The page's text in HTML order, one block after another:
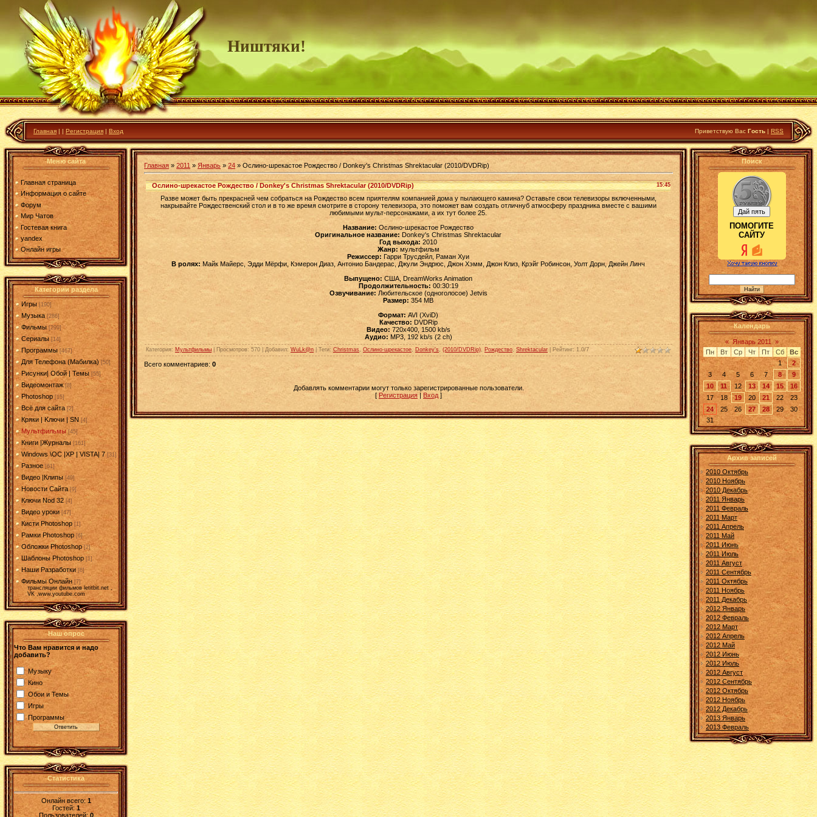
Ништяки!
Главная | | Регистрация | Вход Приветствую Вас Гость | RSS
Меню сайта
Главная страница
Информация о сайте
Форум
Мир Чатов
Гостевая книга
yandex
Онлайн игры
Категории раздела
Игры [190]
Музыка [286]
Фильмы [299]
Сериалы [14]
Программы [467]
Для Телефона (Мабилка) [50]
Рисунки| Обой | Темы [55]
Видеомонтаж [8]
Photoshop [15]
Всё для сайта [2]
Кряки | Kлючи | SN [4]
Мультфильмы [45]
Книги |Журналы [161]
Windows \OC |XP | VISTA| 7 [31]
Разное [61]
Видео |Клипы [49]
Новости Сайта [9]
Ключи Nod 32 [4]
Видео уроки [47]
Кисти Photoshop [1]
Рамки Photoshop [6]
Обложки Photoshop [2]
Шаблоны Photoshop [1]
Наши Разработки [6]
Фильмы Онлайн [7]
трансляции фильмов letitbit.net ,
VK ,www.youtube.com
Наш опрос
Что Вам нравится и надо
добавить?
Музыку
Кино
Обои и Темы
Игры
Программы
Статистика
Онлайн всего:1
Гостей:1
Пользователей: 0
Главная » 2011 » Январь » 24 » Ослино-шрекастое Рождество / Donkey's Christmas Shrektacular (2010/DVDRip)
15:45
Ослино-шрекастое Рождество / Donkey's Christmas Shrektacular (2010/DVDRip)
Разве может быть прекрасней чем собраться на Рождество всем приятелям компанией дома у пылающего камина? Оставьте свои телевизоры включенными,
накрывайте Рождественский стол и в то же время смотрите в сторону телевизора, это поможет вам создать отличнуб атмосферу праздника вместе с вашими
любимыми мульт-персонажами, а их тут более 25.
Название: Ослино-шрекастое Рождество
Оригинальное название: Donkey's Christmas Shrektacular
Год выхода: 2010
Жанр: мультфильм
Режиссер: Гарри Трусдейл, Раман Хуи
В ролях: Майк Майерс, Эдди Мёрфи, Кэмерон Диаз, Антонио Бандерас, Джули Эндрюс, Джон Хэмм, Джон Клиз, Крэйг Робинсон, Уолт Дорн, Джейн Линч
Выпущено: США, DreamWorks Animation
Продолжительность: 00:30:19
Озвучивание: Любительское (одноголосое) Jetvis
Размер: 354 MB
Формат: AVI (XviD)
Качество: DVDRip
Видео: 720х400, 1500 kb/s
Аудио: MP3, 192 kb/s (2 ch)
Категория: Мультфильмы Просмотров: 570 | Добавил: WuLk@n Теги: Christmas Ослино-шрекастое Donkey's (2010/DVDRip) Рождество Shrektacular Рейтинг: 1.0/7
Всего комментариев: 0
Добавлять комментарии могут только зарегистрированные пользователи.
[ Регистрация| Вход ]
Поиск
ПОМОГИТЕ
САЙТУ
Календарь
« Январь 2011
»
Пн
Вт Ср Чт Пт Сб
Вс
1
2
3
4 5 6 7 8
9
10
11 12 13 14 15
16
17
18 19 20 21 22
23
24
25 26 27 28 29
30
31
Архив записей
2010 Октябрь
2010 Ноябрь
2010 Декабрь
2011 Январь
2011 Февраль
2011 Март
2011 Апрель
2011 Май
2011 Июнь
2011 Июль
2011 Август
2011 Сентябрь
2011 Октябрь
2011 Ноябрь
2011 Декабрь
2012 Январь
2012 Февраль
2012 Март
2012 Апрель
2012 Май
2012 Июнь
2012 Июль
2012 Август
2012 Сентябрь
2012 Октябрь
2012 Ноябрь
2012 Декабрь
2013 Январь
2013 Февраль